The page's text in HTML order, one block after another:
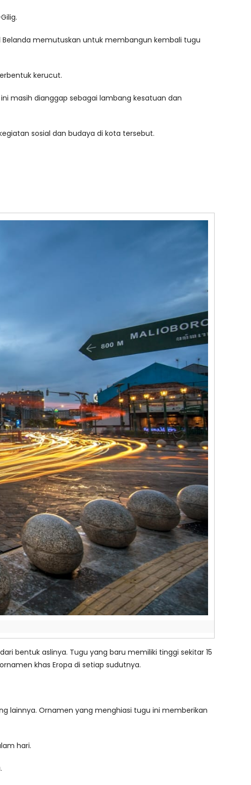
memutuskan untuk membangun kembali tugu
kerucut.
masih dianggap sebagai lambang kesatuan dan
sosial dan budaya di kota tersebut.
bentuk aslinya. Tugu yang baru memiliki tinggi sekitar 15
khas Eropa di setiap sudutnya.
lainnya. Ornamen yang menghiasi tugu ini memberikan
hari.